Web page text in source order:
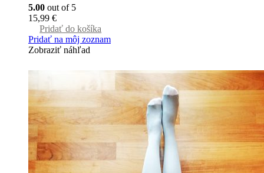
5.00 out of 5
15,99 €
Pridať do košíka
Pridať na môj zoznam
Zobraziť náhľad